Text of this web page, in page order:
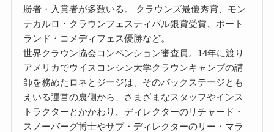
勝者・入賞者が多数いる。 クラウンズ最優秀賞、モン
テカルロ・クラウンフェスティバル銀賞受賞、ポート
ランド・コメディフェス優勝など。
世界クラウン協会コンベンション審査員。14年に渡り
アメリカでウイスコンシン大学クラウンキャンプの講
師を務めたロネとジージは、そのバックステージとも
えいる運営の裏側から、さまざまなスタッフやインス
トラクターとかかわり、ディレクターのリチャード・
スノーバーグ博士やサブ・ディレクターのリー・マラ